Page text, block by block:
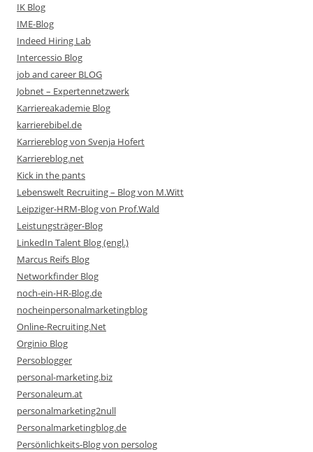
IK Blog
IME-Blog
Indeed Hiring Lab
Intercessio Blog
job and career BLOG
Jobnet – Expertennetzwerk
Karriereakademie Blog
karrierebibel.de
Karriereblog von Svenja Hofert
Karriereblog.net
Kick in the pants
Lebenswelt Recruiting – Blog von M.Witt
Leipziger-HRM-Blog von Prof.Wald
Leistungsträger-Blog
LinkedIn Talent Blog (engl.)
Marcus Reifs Blog
Networkfinder Blog
noch-ein-HR-Blog.de
nocheinpersonalmarketingblog
Online-Recruiting.Net
Orginio Blog
Persoblogger
personal-marketing.biz
Personaleum.at
personalmarketing2null
Personalmarketingblog.de
Persönlichkeits-Blog von persolog